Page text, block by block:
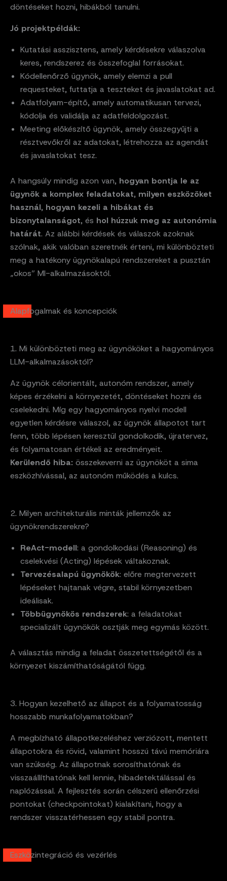
döntéseket hozni, hibákból tanulni.
Jó projektpéldák:
Kutatási asszisztens, amely kérdésekre válaszolva
keres, rendszerez és összefoglal forrásokat.
Kódellenőrző ügynök, amely elemzi a pull
requesteket, futtatja a teszteket és javaslatokat ad.
Adatfolyam-építő, amely automatikusan tervezi,
kódolja és validálja az adatfeldolgozást.
Meeting előkészítő ügynök, amely összegyűjti a
résztvevőkről az adatokat, létrehozza az agendát
és javaslatokat tesz.
A hangsúly mindig azon van, hogyan bontja le az
ügynök a komplex feladatokat, milyen eszközöket
használ, hogyan kezeli a hibákat és
bizonytalanságot, és hol húzzuk meg az autonómia
határát. Az alábbi kérdések és válaszok azoknak
szólnak, akik valóban szeretnék érteni, mi különbözteti
meg a hatékony ügynökalapú rendszereket a pusztán
„okos” MI-alkalmazásoktól.
Alapfogalmak és koncepciók
1. Mi különbözteti meg az ügynököket a hagyományos
LLM-alkalmazásoktól?
Az ügynök célorientált, autonóm rendszer, amely
képes érzékelni a környezetét, döntéseket hozni és
cselekedni. Míg egy hagyományos nyelvi modell
egyetlen kérdésre válaszol, az ügynök állapotot tart
fenn, több lépésen keresztül gondolkodik, újratervez,
és folyamatosan értékeli az eredményeit.
Kerülendő hiba: összekeverni az ügynököt a sima
eszközhívással, az autonóm működés a kulcs.
2. Milyen architekturális minták jellemzők az
ügynökrendszerekre?
ReAct-modell: a gondolkodási (Reasoning) és
cselekvési (Acting) lépések váltakoznak.
Tervezésalapú ügynökök: előre megtervezett
lépéseket hajtanak végre, stabil környezetben
ideálisak.
Többügynökös rendszerek: a feladatokat
specializált ügynökök osztják meg egymás között.
A választás mindig a feladat összetettségétől és a
környezet kiszámíthatóságától függ.
3. Hogyan kezelhető az állapot és a folyamatosság
hosszabb munkafolyamatokban?
A megbízható állapotkezeléshez verziózott, mentett
állapotokra és rövid, valamint hosszú távú memóriára
van szükség. Az állapotnak sorosíthatónak és
visszaállíthatónak kell lennie, hibadetektálással és
naplózással. A fejlesztés során célszerű ellenőrzési
pontokat (checkpointokat) kialakítani, hogy a
rendszer visszatérhessen egy stabil pontra.
Eszközintegráció és vezérlés